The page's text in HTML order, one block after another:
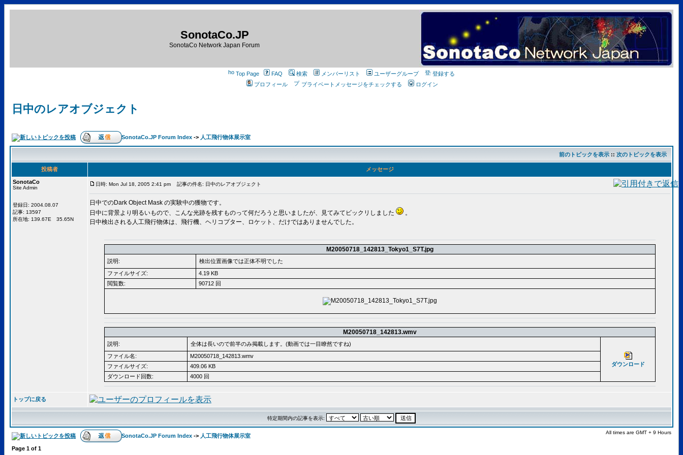
SonotaCo.JP
SonotaCo Network Japan Forum
Top Page FAQ 検索 メンバーリスト ユーザーグループ
登録する
プロフィール
プライベートメッセージをチェックする ログイン
日中のレアオブジェクト
SonotaCo.JP Forum Index -> 人工飛行物体展示室
前のトピックを表示 :: 次のトピックを表示
投稿者 メッセージ
SonotaCo
Site Admin
登録日: 2004.08.07
記事: 13597
所在地: 139.67E 35.65N
日時: Mon Jul 18, 2005 2:41 pm 記事の件名: 日中のレアオブジェクト
日中でのDark Object Mask の実験中の獲物です。
日中に背景より明るいもので、こんな光跡を残すものって何だろうと思いましたが、見てみてビックリしました
。
日中検出される人工飛行物体は、飛行機、ヘリコプター、ロケット、だけではありませんでした。
M20050718_142813_Tokyo1_S7T.jpg
説明:
検出位置画像では正体不明でした
ファイルサイズ:
4.19 KB
閲覧数:
90712 回
M20050718_142813.wmv
説明: 全体は長いので前半のみ掲載します。(動画では一目瞭然ですね)
ダウンロード
ファイル名:
M20050718_142813.wmv
ファイルサイズ:
409.06 KB
ダウンロード回数:
4000 回
トップに戻る
特定期間内の記事を表示:
SonotaCo.JP Forum Index -> 人工飛行物体展示室
All times are GMT + 9 Hours
Page 1 of 1